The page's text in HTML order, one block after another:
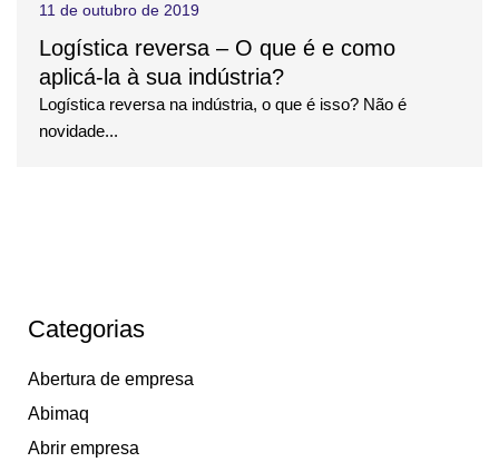
11 de outubro de 2019
Logística reversa – O que é e como
aplicá-la à sua indústria?
Logística reversa na indústria, o que é isso? Não é
novidade...
Categorias
Abertura de empresa
Abimaq
Abrir empresa